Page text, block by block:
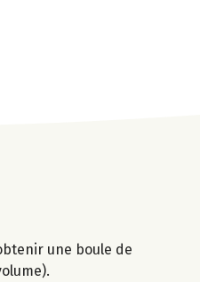
une boule de